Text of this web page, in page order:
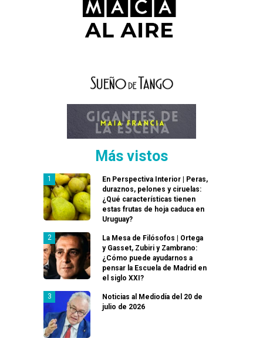
Más vistos
En Perspectiva Interior | Peras,
duraznos, pelones y ciruelas:
¿Qué características tienen
estas frutas de hoja caduca en
Uruguay?
La Mesa de Filósofos | Ortega
y Gasset, Zubiri y Zambrano:
¿Cómo puede ayudarnos a
pensar la Escuela de Madrid en
el siglo XXI?
Noticias al Mediodía del 20 de
julio de 2026